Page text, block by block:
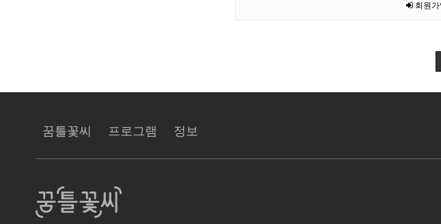
회원가
꿈틀꽃씨 프로그램 정보